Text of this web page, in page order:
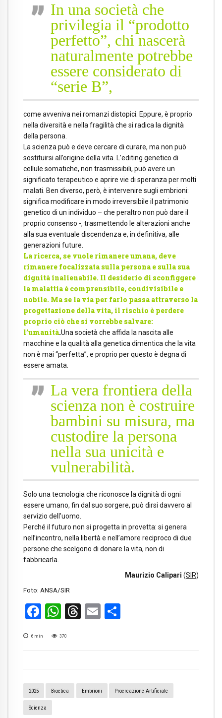
In una società che
privilegia il “prodotto
perfetto”, chi nascerà
naturalmente potrebbe
essere considerato di
“serie B”,
come avveniva nei romanzi distopici. Eppure, è proprio
nella diversità e nella fragilità che si radica la dignità
della persona.
La scienza può e deve cercare di curare, ma non può
sostituirsi all’origine della vita. L’editing genetico di
cellule somatiche, non trasmissibili, può avere un
significato terapeutico e aprire vie di speranza per molti
malati. Ben diverso, però, è intervenire sugli embrioni:
significa modificare in modo irreversibile il patrimonio
genetico di un individuo – che peraltro non può dare il
proprio consenso -, trasmettendo le alterazioni anche
alla sua eventuale discendenza e, in definitiva, alle
generazioni future.
La ricerca, se vuole rimanere umana, deve
rimanere focalizzata sulla persona e sulla sua
dignità inalienabile. Il desiderio di sconfiggere
la malattia è comprensibile, condivisibile e
nobile. Ma se la via per farlo passa attraverso la
progettazione della vita, il rischio è perdere
proprio ciò che si vorrebbe salvare:
l’umanità.Una società che affida la nascita alle
macchine e la qualità alla genetica dimentica che la vita
non è mai “perfetta”, e proprio per questo è degna di
essere amata.
La vera frontiera della
scienza non è costruire
bambini su misura, ma
custodire la persona
nella sua unicità e
vulnerabilità.
Solo una tecnologia che riconosce la dignità di ogni
essere umano, fin dal suo sorgere, può dirsi davvero al
servizio dell’uomo.
Perché il futuro non si progetta in provetta: si genera
nell’incontro, nella libertà e nell’amore reciproco di due
persone che scelgono di donare la vita, non di
fabbricarla.
Maurizio Calipari (SIR)
Foto: ANSA/SIR
Facebook
WhatsApp
Threads
Email
6 min 370
2025 Bioetica Embrioni Procreazione Artificiale
Scienza